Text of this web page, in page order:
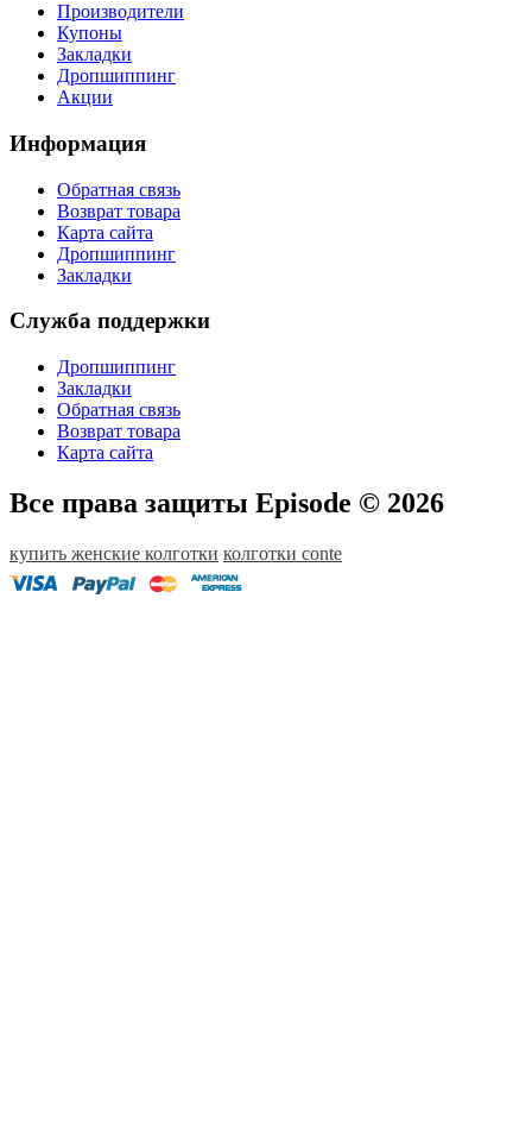
Производители
Купоны
Закладки
Дропшиппинг
Акции
Информация
Обратная связь
Возврат товара
Карта сайта
Дропшиппинг
Закладки
Служба поддержки
Дропшиппинг
Закладки
Обратная связь
Возврат товара
Карта сайта
Все права защиты Episode © 2026
купить женские колготки колготки conte